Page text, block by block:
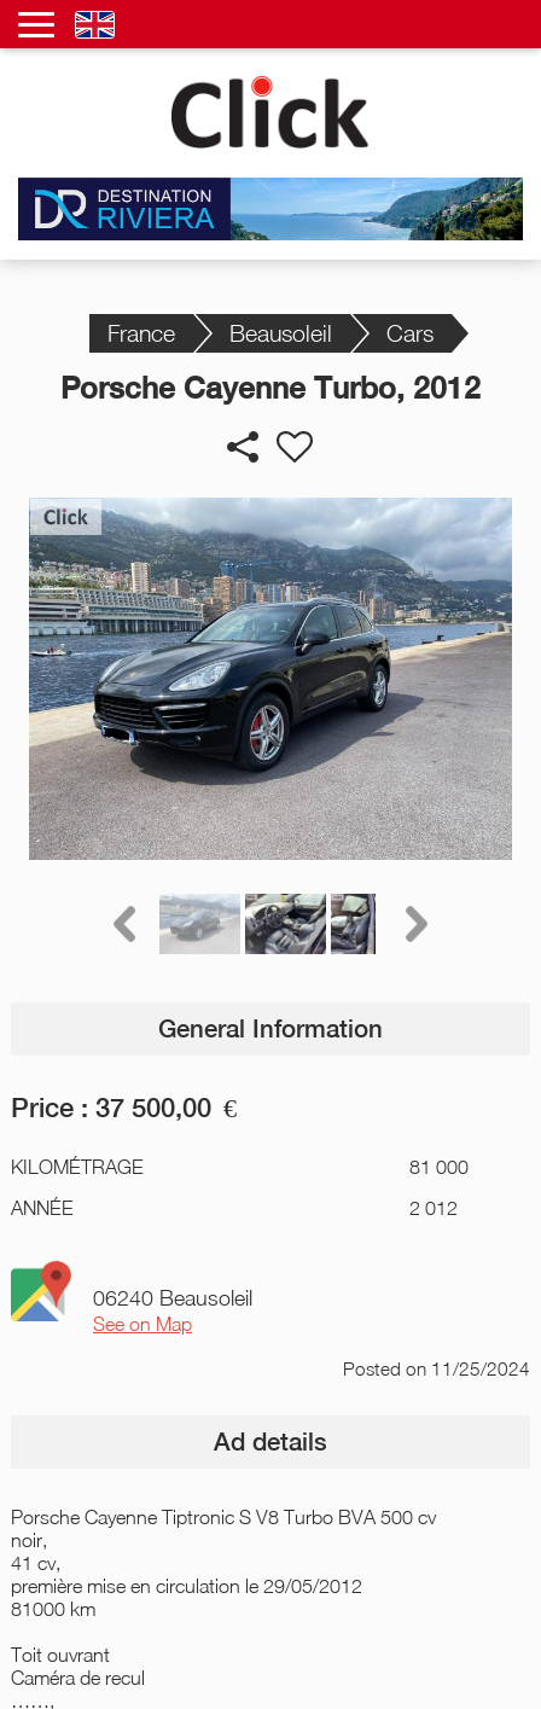
France Beausoleil Cars
Porsche Cayenne Turbo, 2012
General Information
Price : 37 500,00 €
KILOMÉTRAGE
81 000
ANNÉE
2 012
06240 Beausoleil
See on Map
Postedon 11/25/2024
Ad details
Porsche Cayenne Tiptronic S V8 Turbo BVA 500 cv
noir,
41 cv,
première mise en circulation le 29/05/2012
81000 km
Toit ouvrant
Caméra de recul